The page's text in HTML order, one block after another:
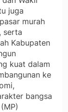
juga
murah
serta
Kabupaten
kuat dalam
ke
bangsa